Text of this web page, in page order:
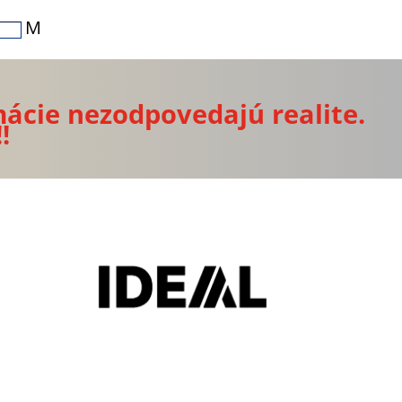
M
nezodpovedajú realite.